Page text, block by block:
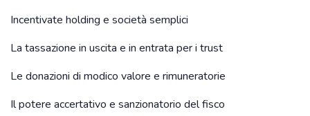
Incentivate holding e società semplici
La tassazione in uscita e in entrata per i trust
Le donazioni di modico valore e rimuneratorie
Il potere accertativo e sanzionatorio del fisco